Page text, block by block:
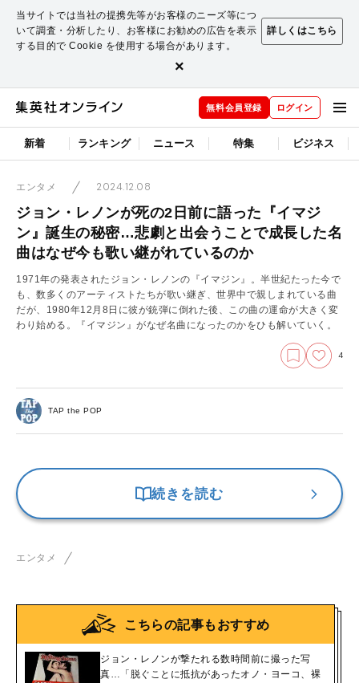
当サイトでは当社の提携先等がお客様のニーズ等につ
いて調査・分析したり、お客様にお勧めの広告を表示
する目的で Cookie を使用する場合があります。
詳しくはこちら
×
無料会員登録 ログイン
新着 ランキング ニュース 特集 ビジネス
エンタメ 2024.12.08
ジョン・レノンが死の2日前に語った『イマジ
ン』誕生の秘密…悲劇と出会うことで成長した名
曲はなぜ今も歌い継がれているのか
1971年の発表されたジョン・レノンの『イマジン』。半世紀たった今で
も、数多くのアーティストたちが歌い継ぎ、世界中で親しまれている曲
だが、1980年12月8日に彼が銃弾に倒れた後、この曲の運命が大きく変
わり始める。『イマジン』がなぜ名曲になったのかをひも解いていく。
4
TAP the POP
続きを読む
エンタメ
こちらの記事もおすすめ
ジョン・レノンが撃たれる数時間前に撮った写
真…「脱ぐことに抵抗があったオノ・ヨーコ、裸